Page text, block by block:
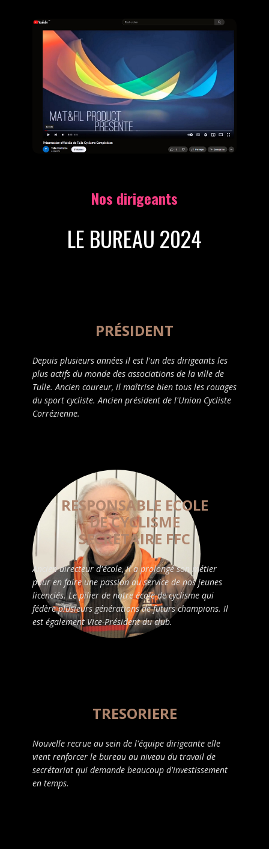
Nos dirigeants
LE BUREAU 2024
PRÉSIDENT
Depuis plusieurs années il est l'un des dirigeants les
plus actifs du monde des associations de la ville de
Tulle. Ancien coureur, il maîtrise bien tous les rouages
du sport cycliste. Ancien président de l'Union Cycliste
Corrézienne.
RESPONSABLE ECOLE
DE CYCLISME
SECRETAIRE FFC
Ancien directeur d'école, il a prolongé son métier
pour en faire une passion au service de nos jeunes
licenciés. Le pilier de notre école de cyclisme qui
fédère plusieurs générations de futurs champions. Il
est également Vice-Président du club.
TRESORIERE
Nouvelle recrue au sein de l'équipe dirigeante elle
vient renforcer le bureau au niveau du travail de
secrétariat qui demande beaucoup d'investissement
en temps.